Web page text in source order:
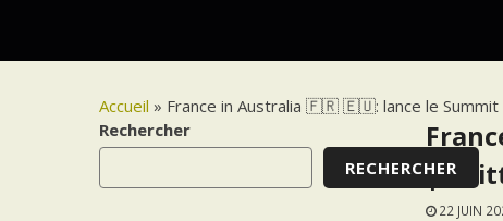
Accueil » France in Australia 🇫🇷 🇪🇺: lance le
22 JUIN
Rechercher
RECHERCHER